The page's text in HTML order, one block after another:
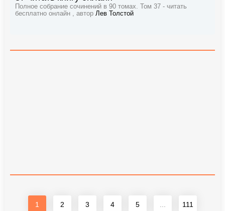
Полное собрание сочинений в 90 томах. Том 37 - читать
бесплатно онлайн , автор Лев Толстой
1 2 3 4 5 111